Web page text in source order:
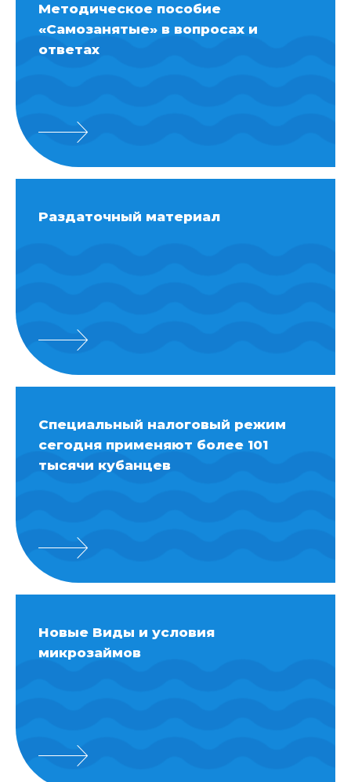
Методическое пособие
«Самозанятые» в вопросах и
ответах
Раздаточный материал
Специальный налоговый режим
сегодня применяют более 101
тысячи кубанцев
Новые Виды и условия
микрозаймов